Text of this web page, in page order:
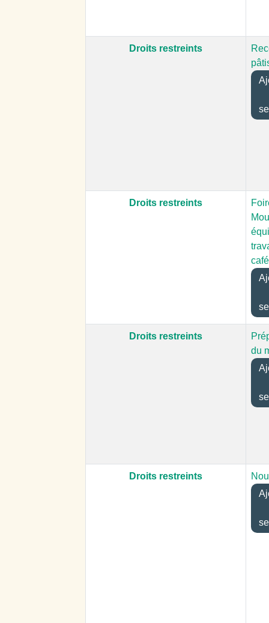
Droits restreints
Droits restreints
café
Droits restreints
du
Droits restreints